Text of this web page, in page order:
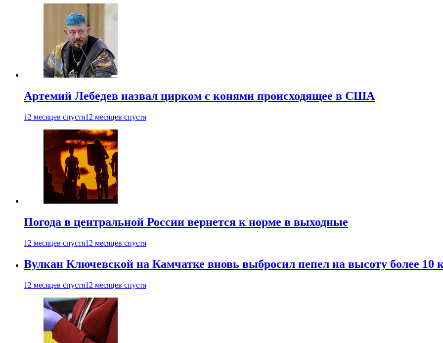
Артемий Лебедев назвал цирком с конями происходящее в США
12 месяцев спустя12 месяцев спустя
Погода в центральной России вернется к норме в выходные
12 месяцев спустя12 месяцев спустя
Вулкан Ключевской на Камчатке вновь выбросил пепел на высоту более 10
12 месяцев спустя12 месяцев спустя